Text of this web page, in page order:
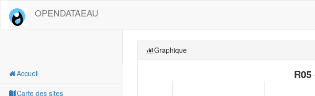
OPENDATAEAU
Accueil
Carte des sites
Graphique